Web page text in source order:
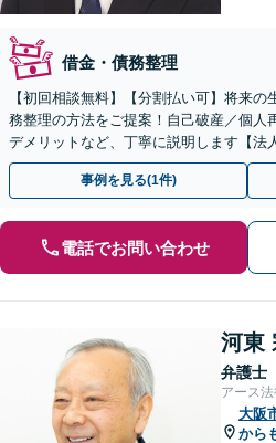
借金・債務整理
【初回相談無料】【分割払い可】将来
務整理の方法をご提案！自己破産／個人
デメリットなど、丁寧に説明します【法
けた経営面のアドバイスも可【メール相
事例を見る(1件)
電話でお問い合わせ
河東
弁護士
アース
大阪
から